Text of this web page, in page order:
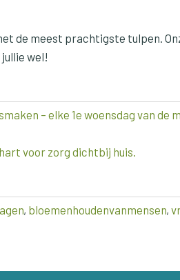
de meest prachtigste tulpen.
wel!
– elke 1e woensdag van de
voor zorg dichtbij huis.
, bloemenhoudenvanmensen,